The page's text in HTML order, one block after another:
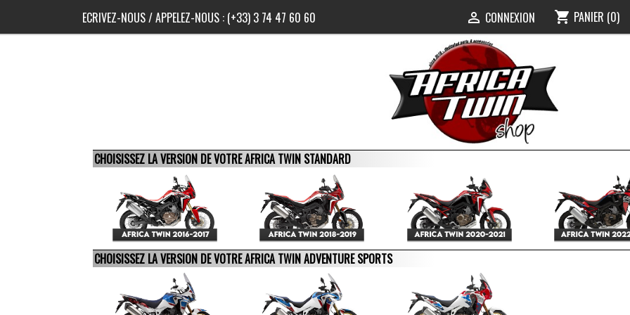
ECRIVEZ-NOUS/ APPELEZ-NOUS : (+33) 3 74 47 60 60  CONNEXION shopping_cart PANIER (0)
CHOISISSEZ LA VERSION DE VOTRE AFRICA TWIN STANDARD
CHOISISSEZ LA VERSION DE VOTRE AFRICA TWIN ADVENTURE SPORTS